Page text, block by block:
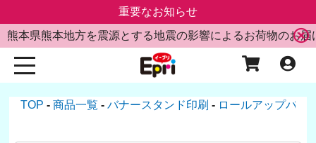
重要なお知らせ
熊本県熊本地方を震源とする地震の影響によるお荷物のお届
TOP 商品一覧 バナースタンド印刷 ロールアップバナ